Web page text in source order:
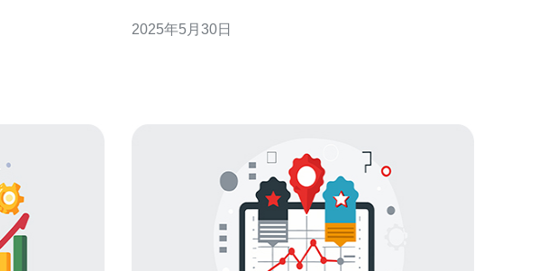
本是角色扮演游戏的发源地，因此在日本服务器上可
2025年5月30日